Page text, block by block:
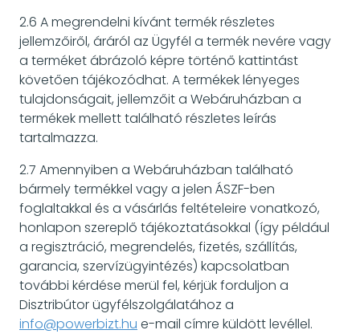
2.6 A megrendelni kívánt termék részletes
jellemzőiről, áráról az Ügyfél a termék nevére vagy
a terméket ábrázoló képre történő kattintást
követően tájékozódhat. A termékek lényeges
tulajdonságait, jellemzőit a Webáruházban a
termékek mellett található részletes leírás
tartalmazza.
2.7 Amennyiben a Webáruházban található
bármely termékkel vagy a jelen ÁSZF-ben
foglaltakkal és a vásárlás feltételeire vonatkozó,
honlapon szereplő tájékoztatásokkal (így például
a regisztráció, megrendelés, fizetés, szállítás,
garancia, szervízügyintézés) kapcsolatban
további kérdése merül fel, kérjük forduljon a
Disztribútor ügyfélszolgálatához a
info@powerbizt.hu e-mail címre küldött levéllel.